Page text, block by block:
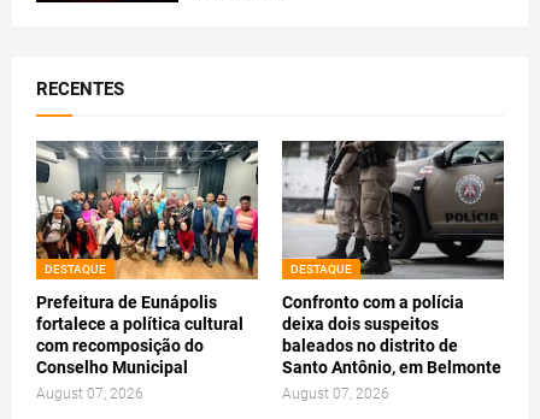
RECENTES
DESTAQUE
Prefeitura de Eunápolis
fortalece a política cultural
com recomposição do
Conselho Municipal
August 07, 2026
DESTAQUE
Confronto com a polícia
deixa dois suspeitos
baleados no distrito de
Santo Antônio, em Belmonte
August 07, 2026